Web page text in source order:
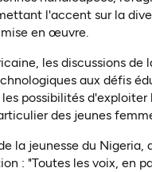
l'accent sur la
en œuvre.
les discussions de
aux défis
possibilités d'exploiter
des jeunes
la jeunesse du Nigeria,
: "Toutes les voix, en